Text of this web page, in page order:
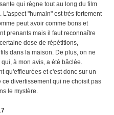
qui règne tout au long du film
"humain" est très fortement
peut avoir comme bons et
prenants mais il faut reconnaître
dose de répétitions,
dans la maison. De plus, on ne
à mon avis, a été bâclée.
qu'effleurées et c'est donc sur un
divertissement qui ne choisit pas
le mystère.